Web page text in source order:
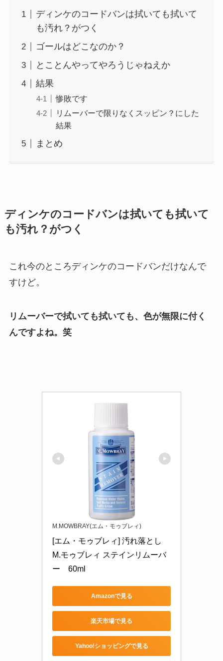
ディンケのコードバンは拭いても拭いて
も汚れ？がつく
ゴールはどこなのか？
とことんやってやろうじゃねえか
結果
惨敗です
リムーバーで限りなくスッピン？にした
結果
まとめ
ディンケのコードバンは拭いても拭いて
も汚れ？がつく
これ今のところディンケのコードバンだけなんで
すけど。
リムーバーで拭いても拭いても、色が無限に付く
んですよね。笑
M.MOWBRAY(エム・モゥブレィ)
[エム・モゥブレィ] 汚れ落とし
M.モゥブレィ ステインリムーバ
ー    60ml
Amazonで見る
楽天市場で見る
Yahoo!ショッピングで見る